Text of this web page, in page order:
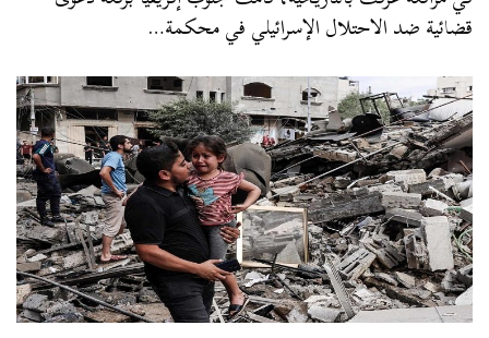
قضائية ضد الاحتلال الإسرائيلي في محكمة…